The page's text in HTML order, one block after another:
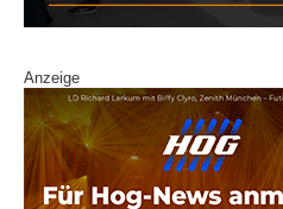
Anzeige